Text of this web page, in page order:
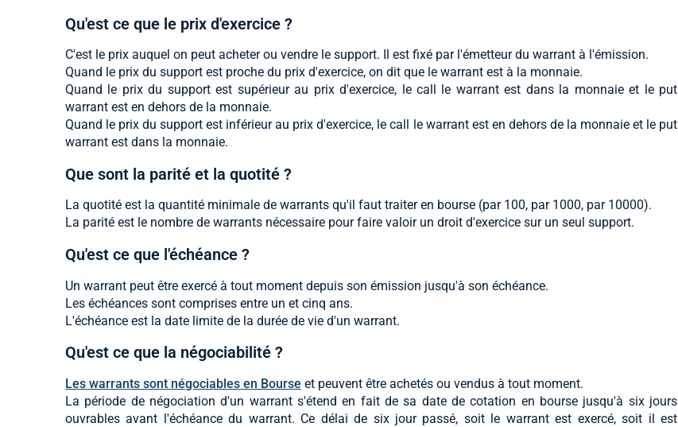
Qu'est ce que le prix d'exercice ?
C'est le prix auquel on peut acheter ou vendre le support. Il est fixé par l'émetteur du warrant à l'émission.
Quand le prix du support est proche du prix d'exercice, on dit que le warrant est à la monnaie.
Quand le prix du support est supérieur au prix d'exercice, le call le warrant est dans la monnaie et le put
warrant est en dehors de la monnaie.
Quand le prix du support est inférieur au prix d'exercice, le call le warrant est en dehors de la monnaie et le put
warrant est dans la monnaie.
Que sont la parité et la quotité ?
La quotité est la quantité minimale de warrants qu'il faut traiter en bourse (par 100, par 1000, par 10000).
La parité est le nombre de warrants nécessaire pour faire valoir un droit d'exercice sur un seul support.
Qu'est ce que l'échéance ?
Un warrant peut être exercé à tout moment depuis son émission jusqu'à son échéance.
Les échéances sont comprises entre un et cinq ans.
L'échéance est la date limite de la durée de vie d'un warrant.
Qu'est ce que la négociabilité ?
Les warrants sont négociables en Bourse et peuvent être achetés ou vendus à tout moment.
La période de négociation d'un warrant s'étend en fait de sa date de cotation en bourse jusqu'à six jours
ouvrables avant l'échéance du warrant. Ce délai de six jour passé, soit le warrant est exercé, soit il est